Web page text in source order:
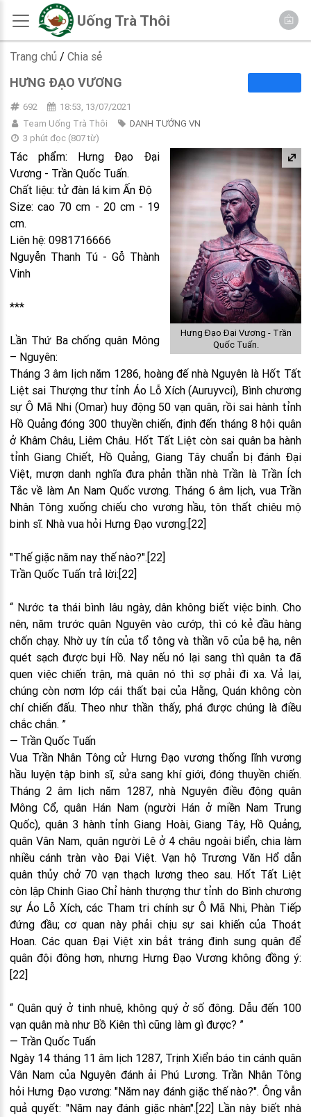
Uống Trà Thôi
Trang chủ / Chia sẻ
HƯNG ĐẠO VƯƠNG
692
18:53, 13/07/2021
Team Uống Trà Thôi
DANH TƯỚNG VN
3 phút đọc(807từ)
Hưng Đạo Đại Vương - Trần
Quốc Tuấn.
Tác phẩm: Hưng Đạo Đại
Vương - Trần Quốc Tuấn.
Chất liệu: tử đàn lá kim Ấn Độ
Size: cao 70 cm - 20 cm - 19
cm.
Liên hệ: 0981716666
Nguyễn Thanh Tú - Gỗ Thành
Vinh
***
Lần Thứ Ba chống quân Mông
– Nguyên:
Tháng 3 âm lịch năm 1286, hoàng đế nhà Nguyên là Hốt Tất
Liệt sai Thượng thư tỉnh Áo Lỗ Xích (Auruyvci), Bình chương
sự Ô Mã Nhi (Omar) huy động 50 vạn quân, rồi sai hành tỉnh
Hồ Quảng đóng 300 thuyền chiến, định đến tháng 8 hội quân
ở Khâm Châu, Liêm Châu. Hốt Tất Liệt còn sai quân ba hành
tỉnh Giang Chiết, Hồ Quảng, Giang Tây chuẩn bị đánh Đại
Việt, mượn danh nghĩa đưa phản thần nhà Trần là Trần Ích
Tắc về làm An Nam Quốc vương. Tháng 6 âm lịch, vua Trần
Nhân Tông xuống chiếu cho vương hầu, tôn thất chiêu mộ
binh sĩ. Nhà vua hỏi Hưng Đạo vương:[22]
"Thế giặc năm nay thế nào?".[22]
Trần Quốc Tuấn trả lời:[22]
“ Nước ta thái bình lâu ngày, dân không biết việc binh. Cho
nên, năm trước quân Nguyên vào cướp, thì có kẻ đầu hàng
chốn chạy. Nhờ uy tín của tổ tông và thần võ của bệ hạ, nên
quét sạch được bụi Hồ. Nay nếu nó lại sang thì quân ta đã
quen việc chiến trận, mà quân nó thì sợ phải đi xa. Vả lại,
chúng còn nơm lớp cái thất bại của Hằng, Quán không còn
chí chiến đấu. Theo như thần thấy, phá được chúng là điều
chắc chắn. ”
— Trần Quốc Tuấn
Vua Trần Nhân Tông cử Hưng Đạo vương thống lĩnh vương
hầu luyện tập binh sĩ, sửa sang khí giới, đóng thuyền chiến.
Tháng 2 âm lịch năm 1287, nhà Nguyên điều động quân
Mông Cổ, quân Hán Nam (người Hán ở miền Nam Trung
Quốc), quân 3 hành tỉnh Giang Hoài, Giang Tây, Hồ Quảng,
quân Vân Nam, quân người Lê ở 4 châu ngoài biển, chia làm
nhiều cánh tràn vào Đại Việt. Vạn hộ Trương Văn Hổ dẫn
quân thủy chở 70 vạn thạch lương theo sau. Hốt Tất Liệt
còn lập Chinh Giao Chỉ hành thượng thư tỉnh do Bình chương
sự Áo Lỗ Xích, các Tham tri chính sự Ô Mã Nhi, Phàn Tiếp
đứng đầu; cơ quan này phải chịu sự sai khiến của Thoát
Hoan. Các quan Đại Việt xin bắt tráng đinh sung quân để
quân đội đông hơn, nhưng Hưng Đạo Vương không đồng ý:
[22]
“ Quân quý ở tinh nhuệ, không quý ở số đông. Dẫu đến 100
vạn quân mà như Bồ Kiên thì cũng làm gì được? ”
— Trần Quốc Tuấn
Ngày 14 tháng 11 âm lịch 1287, Trịnh Xiển báo tin cánh quân
Vân Nam của Nguyên đánh ải Phú Lương. Trần Nhân Tông
hỏi Hưng Đạo vương: "Năm nay đánh giặc thế nào?". Ông vẫn
quả quyết: "Năm nay đánh giặc nhàn".[22] Lần này biết nhà